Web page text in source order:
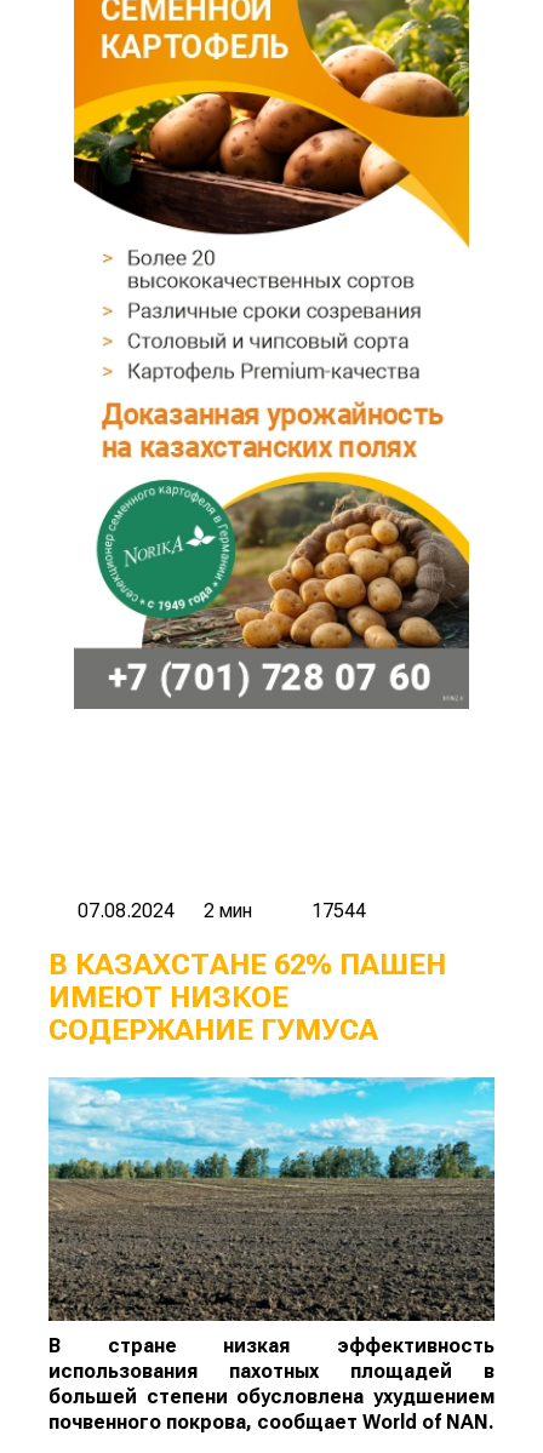
07.08.2024 2 мин 17544
В КАЗАХСТАНЕ 62% ПАШЕН
ИМЕЮТ НИЗКОЕ
СОДЕРЖАНИЕ ГУМУСА
В стране низкая эффективность
использования пахотных площадей в
большей степени обусловлена ухудшением
почвенного покрова, сообщает World of NAN .